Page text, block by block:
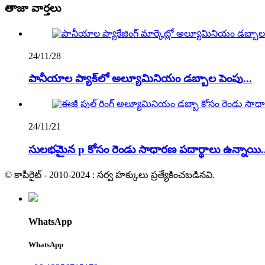
తాజా వార్తలు
24/11/28
పానీయాల ప్యాక్‌లో అల్యూమినియం డబ్బాల పెంపు...
24/11/21
సులభమైన p కోసం రెండు సాధారణ పదార్థాలు
© కాపీరైట్ - 2010-2024 : సర్వ హక్కులు ప్రత్యేకించబడినవి.
WhatsApp
WhatsApp